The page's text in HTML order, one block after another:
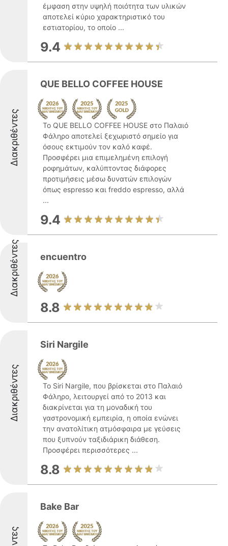
έμφαση στην υψηλή ποιότητα των υλικών
αποτελεί κύριο χαρακτηριστικό του
εστιατορίου, το οποίο ...
9.4
Διακριθέντες
QUE BELLO COFFEE HOUSE
Το QUE BELLO COFFEE HOUSE στο Παλαιό
Φάληρο αποτελεί ξεχωριστό σημείο για
όσους εκτιμούν τον καλό καφέ.
Προσφέρει μια επιμελημένη επιλογή
ροφημάτων, καλύπτοντας διάφορες
προτιμήσεις μέσω δυνατών επιλογών
όπως espresso και freddo espresso, αλλά
...
9.4
Διακριθέντες encuentro
8.8
Διακριθέντες
Siri Nargile
Το Siri Nargile, που βρίσκεται στο Παλαιό
Φάληρο, λειτουργεί από το 2013 και
διακρίνεται για τη μοναδική του
γαστρονομική εμπειρία, η οποία ενώνει
την ανατολίτικη ατμόσφαιρα με γεύσεις
που ξυπνούν ταξιδιάρικη διάθεση.
Προσφέρει περισσότερες ...
8.8
Bake Bar